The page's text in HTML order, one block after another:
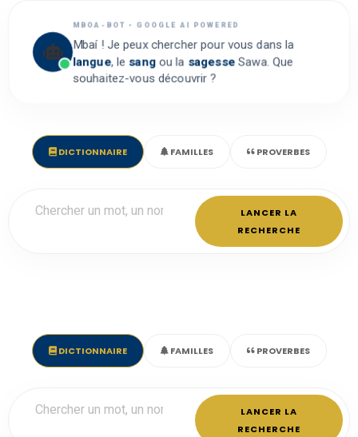
MBOA-BOT • GOOGLE AI POWERED
Mbaí ! Je peux chercher pour vous dans la
langue, le sangou la sagesse Sawa. Que
souhaitez-vous découvrir ?
DICTIONNAIRE FAMILLES PROVERBES
LANCER LA
RECHERCHE
DICTIONNAIRE FAMILLES PROVERBES
LANCER LA
RECHERCHE